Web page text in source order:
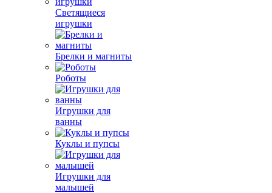
Светящиеся
игрушки
Брелки и магниты
Роботы
Игрушки для
ванны
Куклы и пупсы
Игрушки для
малышей